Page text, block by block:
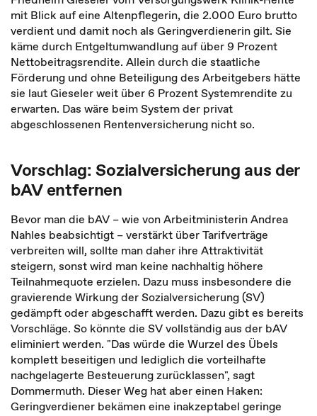
mit Blick auf eine Altenpflegerin, die 2.000 Euro brutto
verdient und damit noch als Geringverdienerin gilt. Sie
käme durch Entgeltumwandlung auf über 9 Prozent
Nettobeitragsrendite. Allein durch die staatliche
Förderung und ohne Beteiligung des Arbeitgebers hätte
sie laut Gieseler weit über 6 Prozent Systemrendite zu
erwarten. Das wäre beim System der privat
abgeschlossenen Rentenversicherung nicht so.
Vorschlag: Sozialversicherung aus der
bAV entfernen
Bevor man die bAV – wie von Arbeitministerin Andrea
Nahles beabsichtigt – verstärkt über Tarifverträge
verbreiten will, sollte man daher ihre Attraktivität
steigern, sonst wird man keine nachhaltig höhere
Teilnahmequote erzielen. Dazu muss insbesondere die
gravierende Wirkung der Sozialversicherung (SV)
gedämpft oder abgeschafft werden. Dazu gibt es bereits
Vorschläge. So könnte die SV vollständig aus der bAV
eliminiert werden. "Das würde die Wurzel des Übels
komplett beseitigen und lediglich die vorteilhafte
nachgelagerte Besteuerung zurücklassen", sagt
Dommermuth. Dieser Weg hat aber einen Haken:
Geringverdiener bekämen eine inakzeptabel geringe